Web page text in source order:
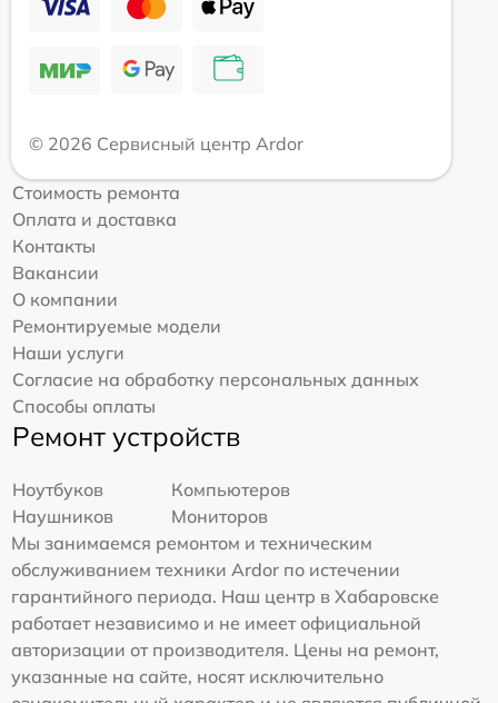
© 2026 Сервисный центр Ardor
Стоимость ремонта
Оплата и доставка
Контакты
Вакансии
О компании
Ремонтируемые модели
Наши услуги
Согласие на обработку персональных данных
Способы оплаты
Ремонт устройств
Ноутбуков
Компьютеров
Наушников
Мониторов
Мы занимаемся ремонтом и техническим
обслуживанием техники Ardor по истечении
гарантийного периода. Наш центр в Хабаровске
работает независимо и не имеет официальной
авторизации от производителя. Цены на ремонт,
указанные на сайте, носят исключительно